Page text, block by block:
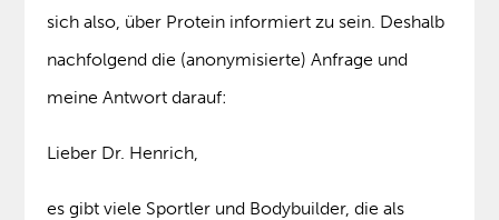
sich also, über Protein informiert zu sein. Deshalb
nachfolgend die (anonymisierte) Anfrage und
meine Antwort darauf:
Lieber Dr. Henrich,
es gibt viele Sportler und Bodybuilder, die als